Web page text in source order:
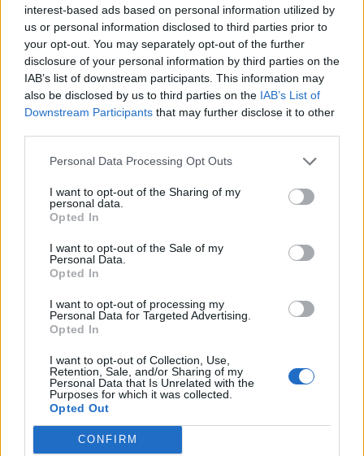
interest-based ads based on personal information utilized by
us or personal information disclosed to third parties prior to
your opt-out. You may separately opt-out of the further
disclosure of your personal information by third parties on the
IAB’s list of downstream participants. This information may
also be disclosed by us to third parties on the IAB’s List of
Downstream Participants that may further disclose it to other
Personal Data Processing Opt Outs
I want to opt-out of the Sharing of my
personal data.
Opted In
I want to opt-out of the Sale of my
Personal Data.
Opted In
I want to opt-out of processing my
Personal Data for Targeted Advertising.
Opted In
I want to opt-out of Collection, Use,
Retention, Sale, and/or Sharing of my
Personal Data that Is Unrelated with the
Purposes for which it was collected.
Opted Out
CONFIRM